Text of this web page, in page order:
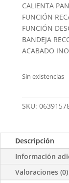
CALIENTA
FUNCIÓN
FUNCIÓN
BANDEJA
ACABADO
Sin existencias
SKU:
Descripción
Información
Valoraciones (0)